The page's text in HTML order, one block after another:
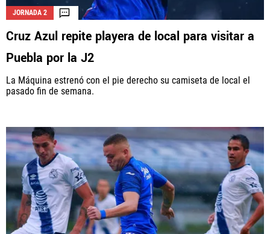
La aceptación de una de las ofertas presentadas en esta página
puede dar lugar a un pago a
cómo y dónde aparecen los operadores de juego en la página y en el
orden en que aparecen, pero no influye en nuestras evaluaciones.
JORNADA 2
Cruz Azul repite playera de local para visitar a
Puebla por la J2
La Máquina estrenó con el pie derecho su camiseta de local el
pasado fin de semana.